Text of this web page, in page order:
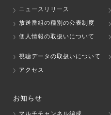
ニュースリリース
放送番組の種別の公表制度
個人情報の取扱いについて
視聴データの取扱いについて
アクセス
お知らせ
マルチチャンネル編成